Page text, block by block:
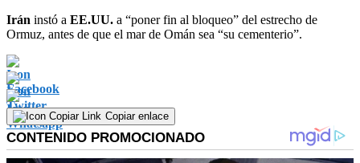
Irán instó a EE.UU. a “poner fin al bloqueo” del estrecho de
Ormuz, antes de que el mar de Omán sea “su cementerio”.
Copiar enlace